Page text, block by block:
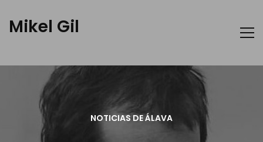
Mikel Gil
NOTICIAS DE ÁLAVA